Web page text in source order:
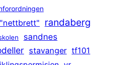
randaberg
sandnes
stavanger tf101